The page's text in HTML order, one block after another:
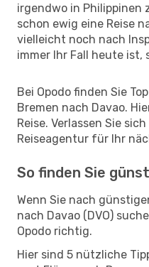
irgendwo in Philippinen
schon ewig eine Reise
vielleicht noch nach
immer Ihr Fall heute ist,
Bei Opodo finden Sie
Bremen nach Davao.
Reise. Verlassen Sie
Reiseagentur für Ihr
So finden Sie
Wenn Sie nach
nach Davao (DVO)
Opodo richtig.
Hier sind 5 nützliche